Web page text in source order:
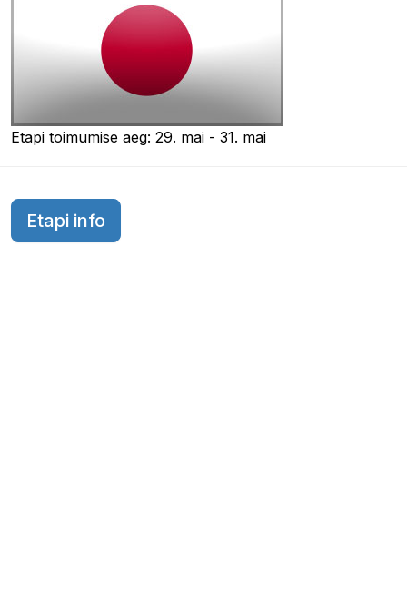
Etapi toimumise aeg: 29. mai - 31. mai
Etapi info